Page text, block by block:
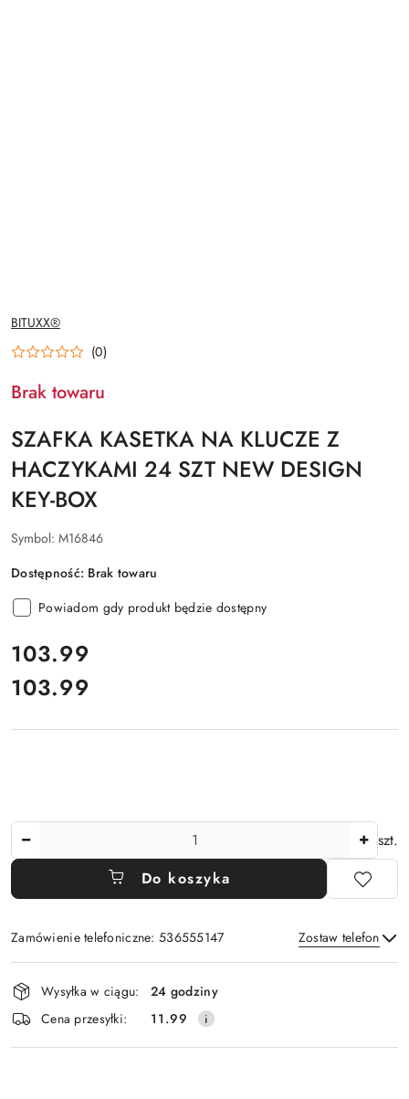
NAZWA
PRODUCENTA:
BITUXX®
(0)
Brak towaru
SZAFKA KASETKA NA KLUCZE Z
HACZYKAMI 24 SZT NEW DESIGN
KEY-BOX
Symbol: M16846
Dostępność: Brak towaru
Powiadom gdy produkt będzie dostępny
cena:
103.99
Cena:
103.99
szt.
Do koszyka
Zamówienie telefoniczne: 536555147 Zostaw telefon
Wyślij
Dostępność
i
dostawa
Wysyłka w ciągu:
24 godziny
Cena przesyłki:
11.99